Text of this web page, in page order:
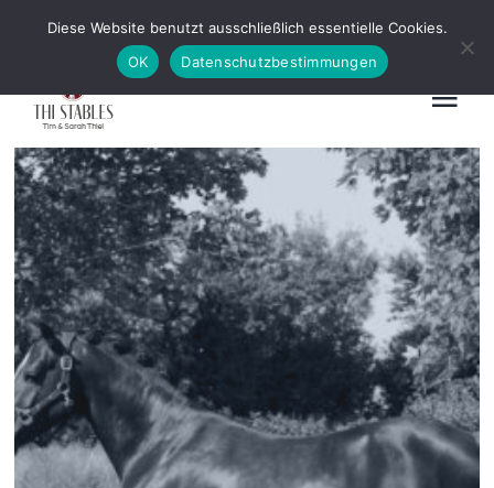
News Kontakt
Home
Ausbildung & Beritt
Hengstvorbereitung
Schau
Vermarktung
Diese Website benutzt ausschließlich essentielle Cookies.
OK
Datenschutzbestimmungen